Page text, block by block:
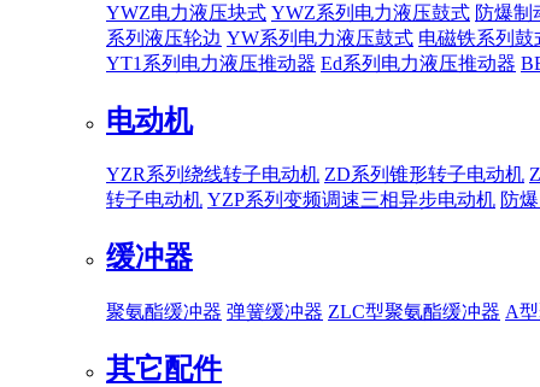
YWZ电力液压块式 YWZ系列电力液压鼓式 防爆制
系列液压轮边 YW系列电力液压鼓式 电磁铁系列鼓
YT1系列电力液压推动器 Ed系列电力液压推动器
电动机
YZR系列绕线转子电动机 ZD系列锥形转子电动机
转子电动机 YZP系列变频调速三相异步电动机 防
缓冲器
聚氨酯缓冲器 弹簧缓冲器 ZLC型聚氨酯缓冲器 A
其它配件